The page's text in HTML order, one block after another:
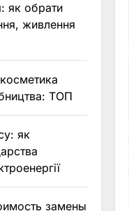
як обрати
живлення
ТОП
як
замены